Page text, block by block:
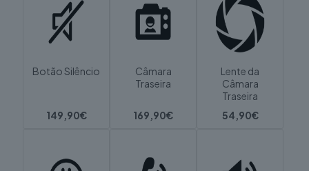
Botão Silêncio
149,90€
Câmara
Traseira
169,90€
Lente da
Câmara
Traseira
54,90€